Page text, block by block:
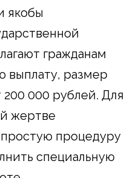
якобы
гражданам
размер
000 рублей. Для
жертве
процедуру
специальную